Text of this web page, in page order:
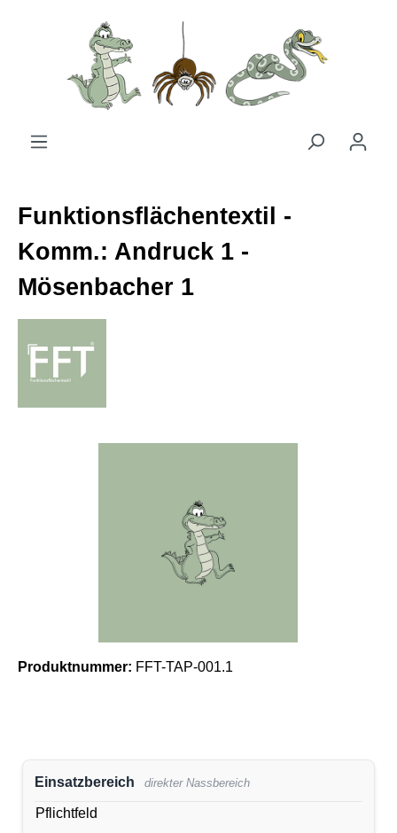
Zum Hauptinhalt springen
Funktionsflächentextil -
Komm.: Andruck 1 -
Mösenbacher 1
Produktnummer: FFT-TAP-001.1
Einsatzbereich direkter Nassbereich
Pflichtfeld